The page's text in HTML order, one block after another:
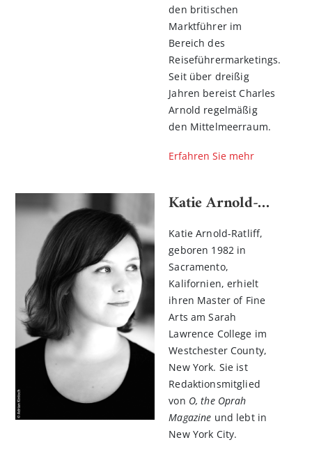
den britischen
Marktführer im
Bereich des
Reiseführermarketings.
Seit über dreißig
Jahren bereist Charles
Arnold regelmäßig
den Mittelmeerraum.
Erfahren Sie mehr
Katie Arnold-Ratliff
Katie Arnold-Ratliff,
geboren 1982 in
Sacramento,
Kalifornien, erhielt
ihren Master of Fine
Arts am Sarah
Lawrence College im
Westchester County,
New York. Sie ist
Redaktionsmitglied
von O, the Oprah
Magazine und lebt in
New York City.